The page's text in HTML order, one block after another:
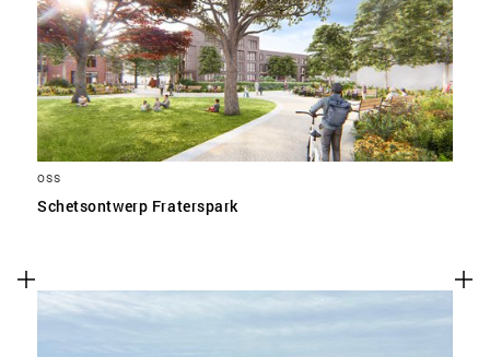
OSS
Schetsontwerp Fraterspark
SLA VOORKEUREN OP